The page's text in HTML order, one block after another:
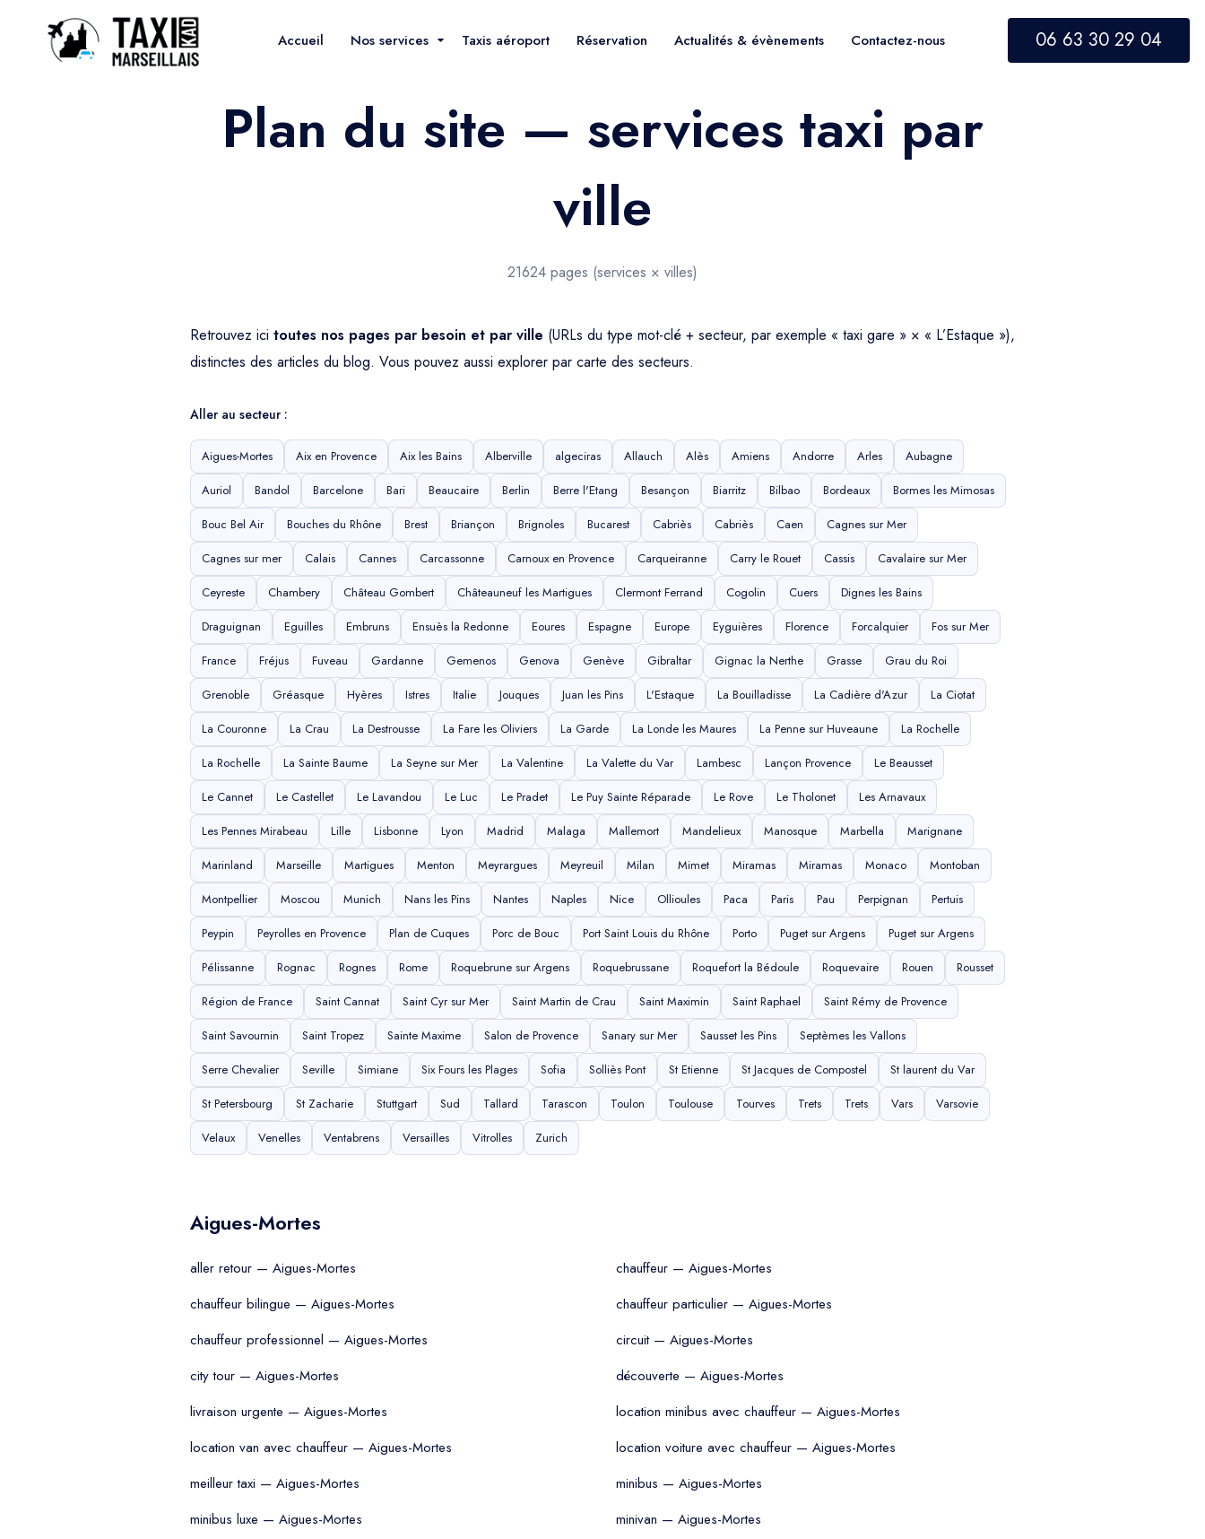
Accueil Nos services Taxis aéroport Réservation Actualités & évènements Contactez-nous 06 63 30 29 04
Plan du site — services taxi par
ville
21624 pages (services × villes)
Retrouvez ici toutes nos pages par besoin et par ville (URLs du type mot-clé + secteur, par exemple « taxi gare » × « L’Estaque »),
distinctes des articles du blog. Vous pouvez aussi explorer par carte des secteurs.
Aller au secteur :
Aigues-Mortes Aix en Provence Aix les Bains Alberville algeciras Allauch Alès Amiens Andorre Arles
Aubagne
Auriol
Bandol Barcelone Bari Beaucaire Berlin Berre l'Etang Besançon Biarritz Bilbao Bordeaux
Bormes les Mimosas
Bouc Bel Air
Bouches du Rhône Brest Briançon Brignoles Bucarest Cabriès Cabriès Caen
Cagnes sur Mer
Cagnes sur mer
Calais Cannes Carcassonne Carnoux en Provence Carqueiranne Carry le Rouet Cassis
Cavalaire sur Mer
Ceyreste
Chambery Château Gombert Châteauneuf les Martigues Clermont Ferrand Cogolin Cuers
Dignes les Bains
Draguignan
Eguilles Embruns Ensuès la Redonne Eoures Espagne Europe Eyguières Florence Forcalquier
Fos sur Mer
France
Fréjus Fuveau Gardanne Gemenos Genova Genève Gibraltar Gignac la Nerthe Grasse
Grau du Roi
Grenoble
Gréasque Hyères Istres Italie Jouques Juan les Pins L'Estaque La Bouilladisse La Cadière d'Azur
La Ciotat
La Couronne
La Crau La Destrousse La Fare les Oliviers La Garde La Londe les Maures La Penne sur Huveaune
La Rochelle
La Rochelle
La Sainte Baume La Seyne sur Mer La Valentine La Valette du Var Lambesc Lançon Provence
Le Beausset
Le Cannet
Le Castellet Le Lavandou Le Luc Le Pradet Le Puy Sainte Réparade Le Rove Le Tholonet
Les Arnavaux
Les Pennes Mirabeau
Lille Lisbonne Lyon Madrid Malaga Mallemort Mandelieux Manosque Marbella
Marignane
Marinland
Marseille Martigues Menton Meyrargues Meyreuil Milan Mimet Miramas Miramas Monaco
Montoban
Montpellier
Moscou Munich Nans les Pins Nantes Naples Nice Ollioules Paca Paris Pau Perpignan
Pertuis
Peypin
Peyrolles en Provence Plan de Cuques Porc de Bouc Port Saint Louis du Rhône Porto Puget sur Argens
Puget sur Argens
Pélissanne
Rognac Rognes Rome Roquebrune sur Argens Roquebrussane Roquefort la Bédoule Roquevaire Rouen
Rousset
Région de France
Saint Cannat Saint Cyr sur Mer Saint Martin de Crau Saint Maximin Saint Raphael
Saint Rémy de Provence
Saint Savournin
Saint Tropez Sainte Maxime Salon de Provence Sanary sur Mer Sausset les Pins
Septèmes les Vallons
Serre Chevalier
Seville Simiane Six Fours les Plages Sofia Solliès Pont St Etienne St Jacques de Compostel
St laurent du Var
St Petersbourg
St Zacharie Stuttgart Sud Tallard Tarascon Toulon Toulouse Tourves Trets Trets Vars
Varsovie
Velaux
Venelles Ventabrens Versailles Vitrolles Zurich
Aigues-Mortes
aller retour — Aigues-Mortes
chauffeur — Aigues-Mortes
chauffeur bilingue — Aigues-Mortes
chauffeur particulier — Aigues-Mortes
chauffeur professionnel — Aigues-Mortes
circuit — Aigues-Mortes
city tour — Aigues-Mortes
découverte — Aigues-Mortes
livraison urgente — Aigues-Mortes
location minibus avec chauffeur — Aigues-Mortes
location van avec chauffeur — Aigues-Mortes
location voiture avec chauffeur — Aigues-Mortes
meilleur taxi — Aigues-Mortes
minibus — Aigues-Mortes
minibus luxe — Aigues-Mortes
minivan — Aigues-Mortes